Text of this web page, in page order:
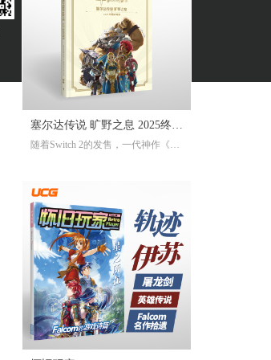
塞尔达传说 旷野之息 2025终极
攻略本
随着Switch 2的发售，一代神作《旷
受好评的完全攻略本基础上，增加
了16页全新内容，总页数达到了316
页。新增内容包括NS2版详解、ZEL
DA NOTES指南，以及新增的125个
塞尔达声之记忆的收集地图及其内
容！